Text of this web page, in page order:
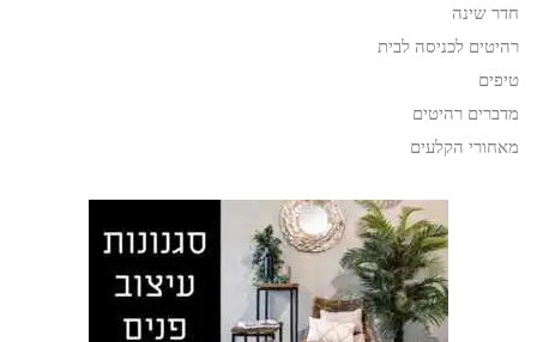
חדר שינה
רהיטים לכניסה לבית
טיפים
מדברים רהיטים
מאחורי הקלעים